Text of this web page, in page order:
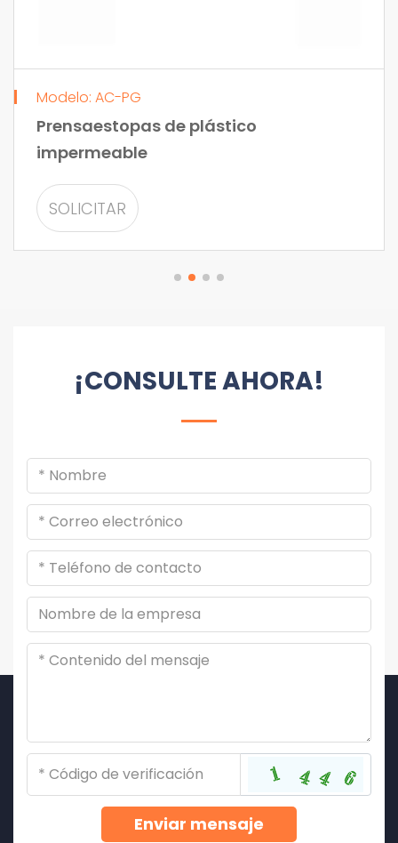
Modelo: AC-PG
Prensaestopas de plástico
impermeable
SOLICITAR
INFORMACIÓN
¡CONSULTE AHORA!
Enviar mensaje